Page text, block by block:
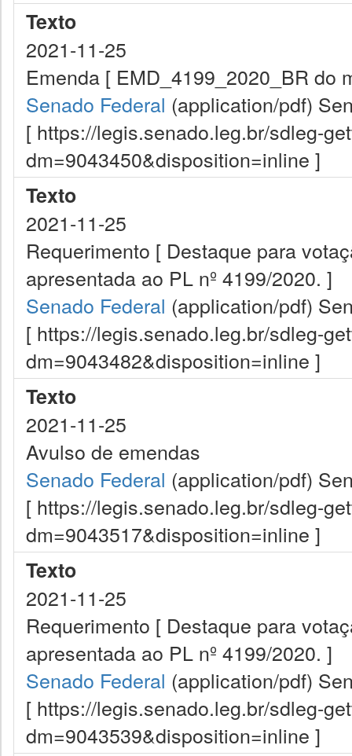
Texto
2021-11-25
Emenda [ EMD_4199_2020_BR do
Senado Federal (application/pdf)
[ https://legis.senado.leg.br/sdleg-
dm=9043450&disposition=inline ]
Texto
2021-11-25
Requerimento [ Destaque para
apresentada ao PL nº 4199/2020. ]
Senado Federal (application/pdf)
[ https://legis.senado.leg.br/sdleg-
dm=9043482&disposition=inline ]
Texto
2021-11-25
Avulso de emendas
Senado Federal (application/pdf)
[ https://legis.senado.leg.br/sdleg-
dm=9043517&disposition=inline ]
Texto
2021-11-25
Requerimento [ Destaque para
apresentada ao PL nº 4199/2020. ]
Senado Federal (application/pdf)
[ https://legis.senado.leg.br/sdleg-
dm=9043539&disposition=inline ]